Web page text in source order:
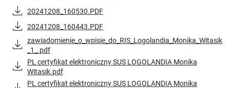
20241208_160530.PDF
20241208_160443.PDF
zawiadomienie_o_wpisie_do_RIS_Logolandia_Monika_Witasik
_1_.pdf
PL certyfikat elektroniczny SUS LOGOLANDIA Monika
Witasik.pdf
PL certyfikat elektroniczny SUS LOGOLANDIA Monika